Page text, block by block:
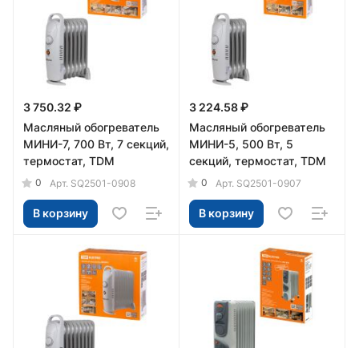
3 750.32 ₽
Масляный обогреватель
МИНИ-7, 700 Вт, 7 секций,
термостат, TDM
0 Арт. SQ2501-0908
В корзину
3 224.58 ₽
Масляный обогреватель
МИНИ-5, 500 Вт, 5
секций, термостат, TDM
0 Арт. SQ2501-0907
В корзину